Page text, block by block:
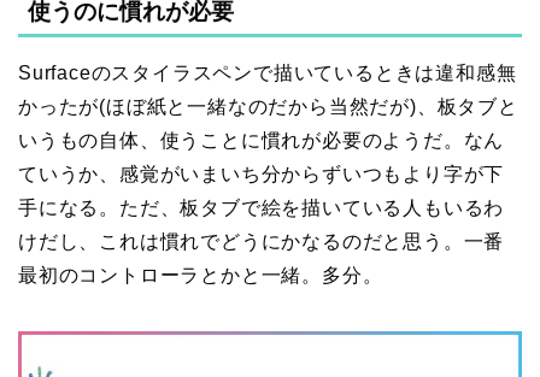
使うのに慣れが必要
Surfaceのスタイラスペンで描いているときは違和感無
かったが(ほぼ紙と一緒なのだから当然だが)、板タブと
いうもの自体、使うことに慣れが必要のようだ。なん
ていうか、感覚がいまいち分からずいつもより字が下
手になる。ただ、板タブで絵を描いている人もいるわ
けだし、これは慣れでどうにかなるのだと思う。一番
最初のコントローラとかと一緒。多分。